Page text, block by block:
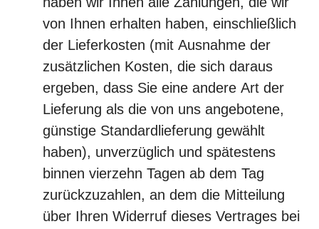
von Ihnen erhalten haben, einschließlich
der Lieferkosten (mit Ausnahme der
zusätzlichen Kosten, die sich daraus
ergeben, dass Sie eine andere Art der
Lieferung als die von uns angebotene,
günstige Standardlieferung gewählt
haben), unverzüglich und spätestens
binnen vierzehn Tagen ab dem Tag
zurückzuzahlen, an dem die Mitteilung
über Ihren Widerruf dieses Vertrages bei